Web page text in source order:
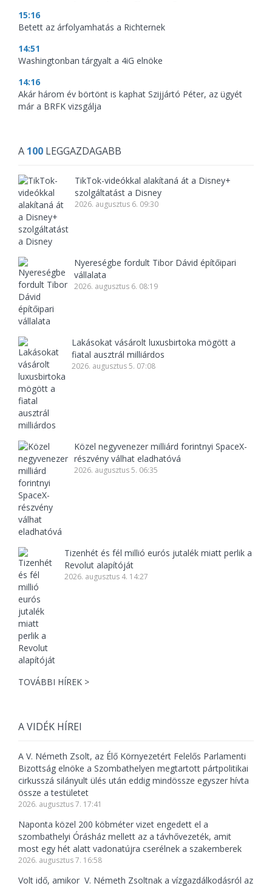
15:16
Betett az árfolyamhatás a Richternek
14:51
Washingtonban tárgyalt a 4iG elnöke
14:16
Akár három év börtönt is kaphat Szijjártó Péter, az ügyét
már a BRFK vizsgálja
A 100 LEGGAZDAGABB
TikTok-videókkal alakítaná át a Disney+
szolgáltatást a Disney
2026. augusztus 6. 09:30
Nyereségbe fordult Tibor Dávid építőipari
vállalata
2026. augusztus 6. 08:19
Lakásokat vásárolt luxusbirtoka mögött a
fiatal ausztrál milliárdos
2026. augusztus 5. 07:08
Közel negyvenezer milliárd forintnyi SpaceX-
részvény válhat eladhatóvá
2026. augusztus 5. 06:35
Tizenhét és fél millió eurós jutalék miatt perlik a
Revolut alapítóját
2026. augusztus 4. 14:27
TOVÁBBI HÍREK >
A VIDÉK HÍREI
A V. Németh Zsolt, az Élő Környezetért Felelős Parlamenti
Bizottság elnöke a Szombathelyen megtartott pártpolitikai
cirkusszá silányult ülés után eddig mindössze egyszer hívta
össze a testületet
2026. augusztus 7. 17:41
Naponta közel 200 köbméter vizet engedett el a
szombathelyi Órásház mellett az a távhővezeték, amit
most egy hét alatt vadonatújra cserélnek a szakemberek
2026. augusztus 7. 16:58
Volt idő, amikor V. Németh Zsoltnak a vízgazdálkodásról az